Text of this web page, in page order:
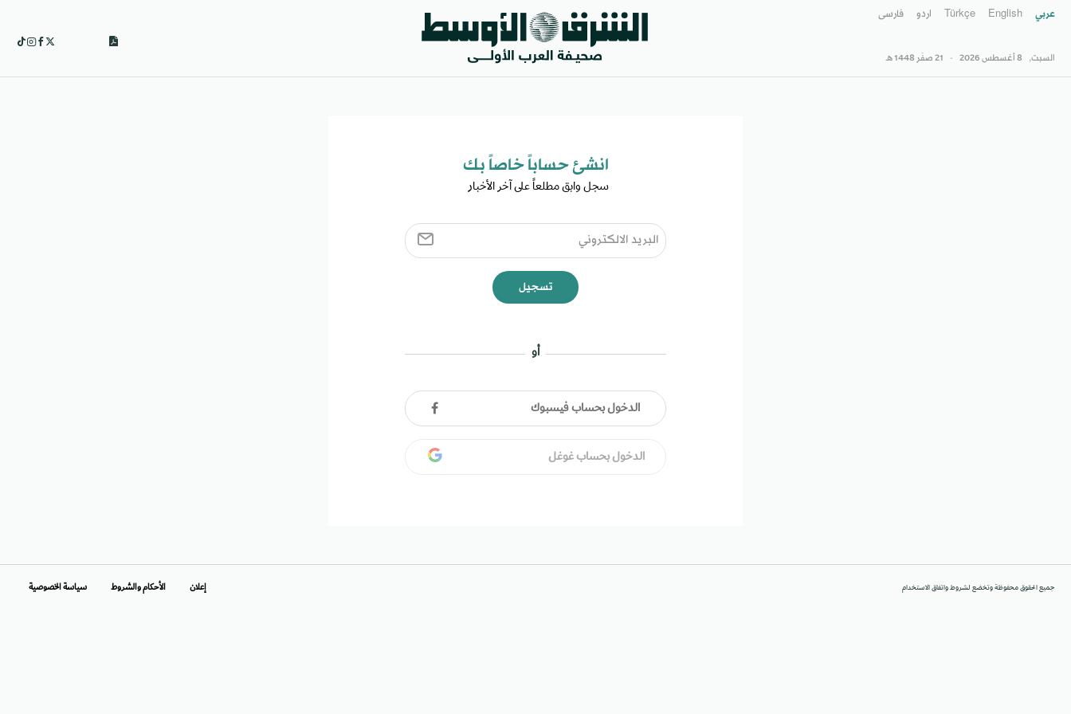
عربي English
Türkçe اردو فارسى
السبت, 8 أغسطس 2026 - 21 صفَر 1448 هـ
انشئ حساباً خاصاً بك​
سجل وابق مطلعاً على آخر الأخبار ​
تسجيل
أو
الدخول بحساب فيسبوك
الدخول بحساب غوغل
جميع الحقوق محفوظة وتخضع لشروط واتفاق الاستخدام إعلان الأحكام والشروط سياسة الخصوصية